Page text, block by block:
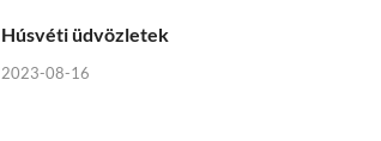
Húsvéti üdvözletek
2023-08-16